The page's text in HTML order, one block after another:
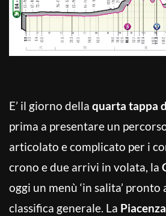
E’ il giorno della quarta tappa
prima a presentare un
articolato e complicato per i
crono e due arrivi in volata, la
oggi un menù ‘in salita’
classifica generale. La